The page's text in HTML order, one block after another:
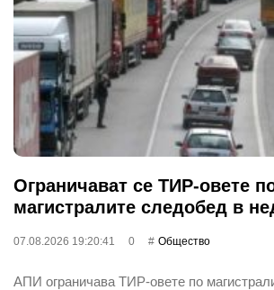
Ограничават се ТИР-овете
магистралите следобед в
07.08.2026 19:20:41 0 Общество
АПИ ограничава ТИР-овете по